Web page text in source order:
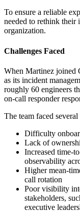
To ensure a reliable
needed to rethink their
organization.
Challenges Faced
When Martinez joined
as its incident
roughly 60 engineers
on-call responder
The team faced
Difficulty
Lack of
Increased time-
observability
Higher mean-
call rotation
Poor visibility
stakeholders,
executive